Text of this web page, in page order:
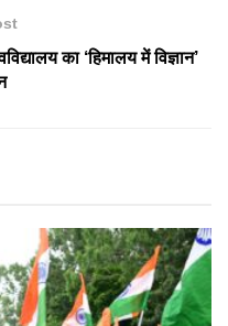
का ‘हिमालय में विज्ञान’